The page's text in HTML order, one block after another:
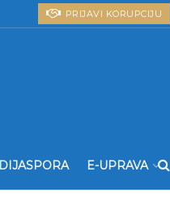
PRIJAVI KORUPCIJU
DIJASPORA E-UPRAVA